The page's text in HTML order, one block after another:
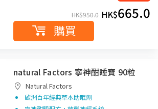
HK$950.0 HK$665.0
購買
natural Factors 寧神酣睡寶 90粒
Natural Factors
歐洲百年經典草本助眠劑